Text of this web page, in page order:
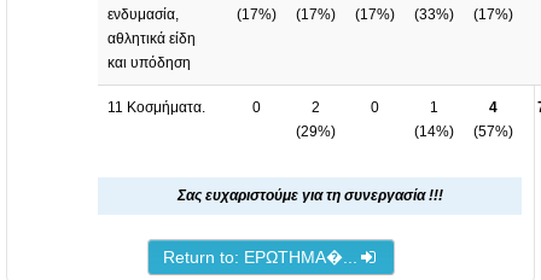
ενδυμασία,
αθλητικά είδη
και υπόδηση
(17%)
(17%)
(17%)
(33%)
(17%)
11 Κοσμήματα. 0
2
(29%)
0
1
(14%)
4
(57%)
Σας ευχαριστούμε για τη συνεργασία !!!
Return to: ΕΡΩΤΗΜΑ�...